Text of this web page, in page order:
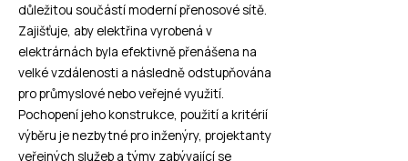
důležitou součástí moderní přenosové sítě.
Zajišťuje, aby elektřina vyrobená v
elektrárnách byla efektivně přenášena na
velké vzdálenosti a následně odstupňována
pro průmyslové nebo veřejné využití.
Pochopení jeho konstrukce, použití a kritérií
výběru je nezbytné pro inženýry, projektanty
veřejných služeb a týmy zabývající se